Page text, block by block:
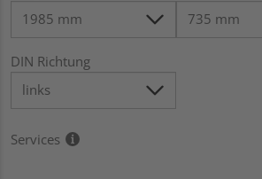
DIN Richtung
Services